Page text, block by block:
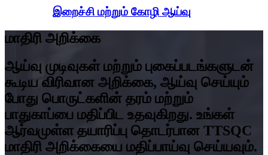
இறைச்சி மற்றும் கோழி ஆய்வு
மாதிரி அறிக்கை
ஆய்வு முடிவுகள் மற்றும் புகைப்படங்களுடன்
கூடிய விரிவான அறிக்கை, ஆய்வு செய்யும்
போது பொருட்களின் தரம் மற்றும்
பாதுகாப்பை மதிப்பிட உதவுகிறது. உங்கள்
ஆர்வமுள்ள தயாரிப்பு தொடர்பான TTSQC
மாதிரி அறிக்கையை மதிப்பாய்வு செய்யவும்.